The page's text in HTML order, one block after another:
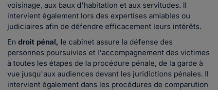
voisinage, aux baux d'habitation et aux servitudes. Il
intervient également lors des expertises amiables ou
judiciaires afin de défendre efficacement leurs intérêts.
En droit pénal, le cabinet assure la défense des
personnes poursuivies et l'accompagnement des victimes
à toutes les étapes de la procédure pénale, de la garde à
vue jusqu'aux audiences devant les juridictions pénales. Il
intervient également dans les procédures de comparution